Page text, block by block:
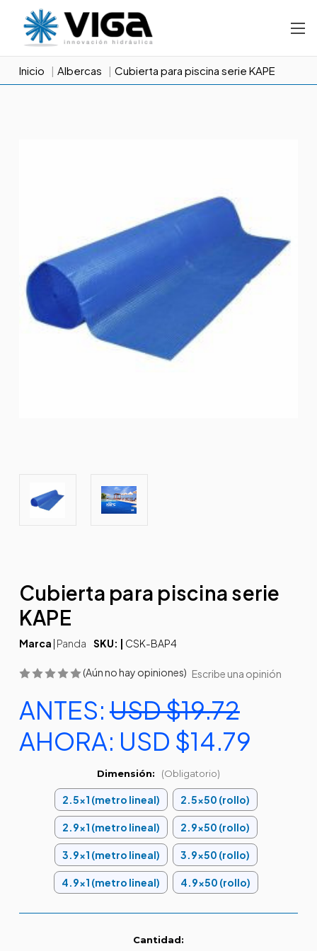
Inicio Albercas Cubierta para piscina serie KAPE
Cubierta para piscina serie
KAPE
Marca | Panda SKU: | CSK-BAP4
(Aún no hay opiniones) Escribe una opinión
ANTES:USD $19.72
AHORA: USD $14.79
Dimensión: (Obligatorio)
2.5x1 (metro lineal) 2.5x50 (rollo)
2.9x1 (metro lineal) 2.9x50 (rollo)
3.9x1 (metro lineal) 3.9x50 (rollo)
4.9x1 (metro lineal) 4.9x50 (rollo)
Cantidad: